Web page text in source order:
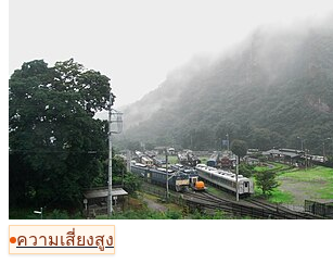
ความเสี่ยงสูง